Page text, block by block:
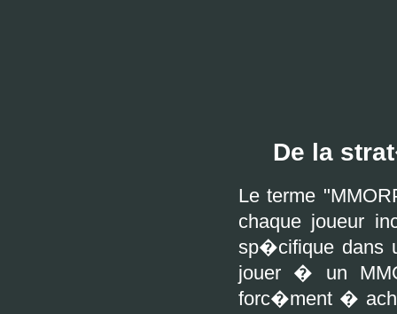
De la
Le terme
chaque joueur
sp�cifique dans
jouer � un
forc�ment �